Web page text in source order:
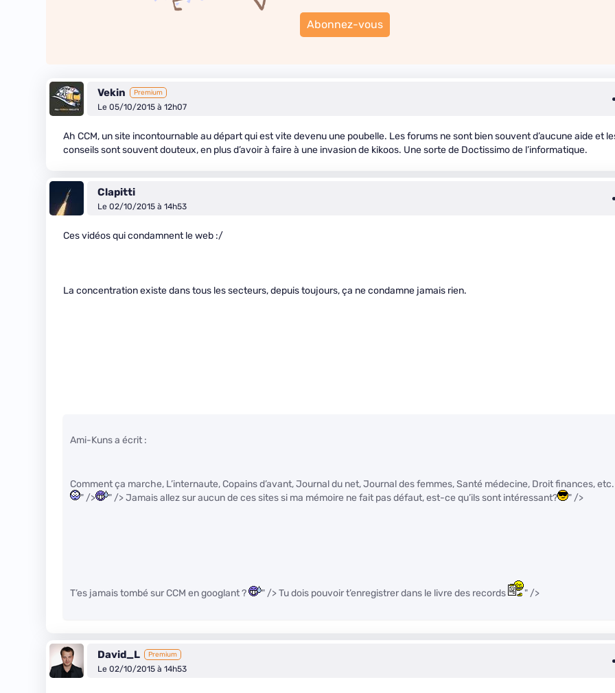
Abonnez-vous
Vekin Premium
Le 05/10/2015 à 12h07
Ah CCM, un site incontournable au départ qui est vite devenu une poubelle. Les forums ne sont bien souvent d’aucune aide et
conseils sont souvent douteux, en plus d’avoir à faire à une invasion de kikoos. Une sorte de Doctissimo de l’informatique.
Clapitti
Le 02/10/2015 à 14h53
Ces vidéos qui condamnent le web :/
La concentration existe dans tous les secteurs, depuis toujours, ça ne condamne jamais rien.
Ami-Kuns a écrit :
Comment ça marche, L’internaute, Copains d’avant, Journal du net, Journal des femmes, Santé médecine, Droit finances, etc.
" />
" /> Jamais allez sur aucun de ces sites si ma mémoire ne fait pas défaut, est-ce qu’ils sont intéressant? " />
T’es jamais tombé sur CCM en googlant ? " /> Tu dois pouvoir t’enregistrer dans le livre des records " />
David_L Premium
Le 02/10/2015 à 14h53